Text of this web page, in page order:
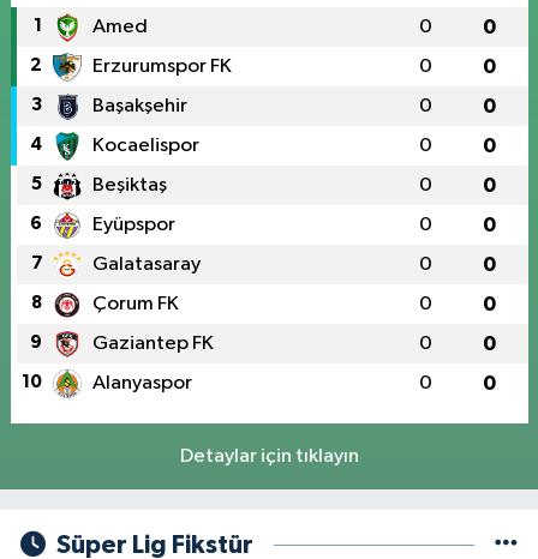
1 Amed 0 0
2 Erzurumspor FK 0 0
3 Başakşehir 0 0
4 Kocaelispor 0 0
5 Beşiktaş 0 0
6 Eyüpspor 0 0
7 Galatasaray 0 0
8 Çorum FK 0 0
9 Gaziantep FK 0 0
10 Alanyaspor 0 0
Detaylar için tıklayın
Süper Lig Fikstür